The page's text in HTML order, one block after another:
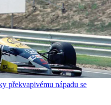
překvapivému nápadu se